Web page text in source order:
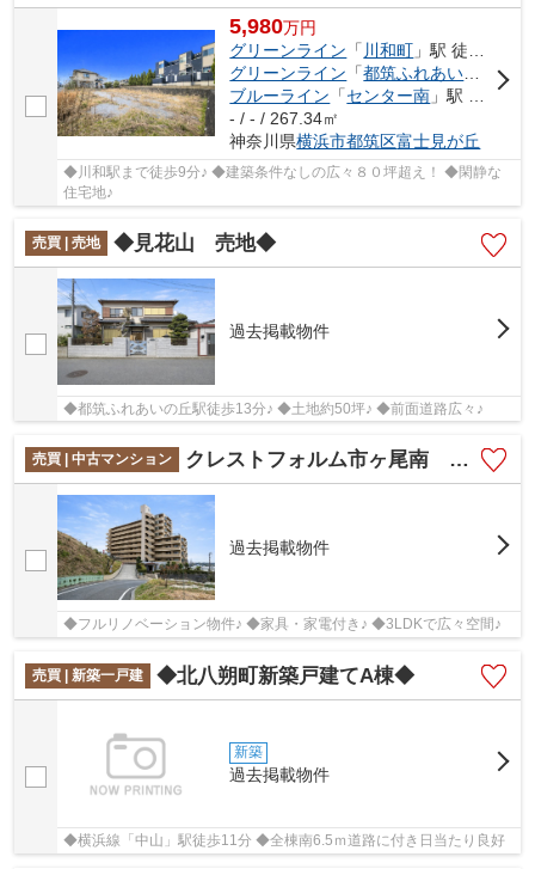
5,980万円
グリーンライン 「 川和町 」駅 徒歩9分
グリーンライン 「都筑ふれあいの丘
」駅
ブルーライン 「センター南 」駅 バス19分 「川和中学校前」 停歩5分
- / - / 267.34㎡
神奈川県横浜市都筑区富士見が丘
◆川和駅まで徒歩9分♪ ◆建築条件なしの広々８０坪超え！ ◆閑静な
住宅地♪
売買 | 売地 ◆見花山 売地◆
過去掲載物件
◆都筑ふれあいの丘駅徒歩13分♪ ◆土地約50坪♪ ◆前面道路広々♪
売買 | 中古マンション クレストフォルム市ヶ尾南 フルRenovation物件/3LDKで広々空間
過去掲載物件
◆フルリノベーション物件♪ ◆家具・家電付き♪ ◆3LDKで広々空間♪
売買 | 新築一戸建 ◆北八朔町新築戸建てA棟◆
新築
過去掲載物件
◆横浜線「中山」駅徒歩11分 ◆全棟南6.5ｍ道路に付き日当たり良好